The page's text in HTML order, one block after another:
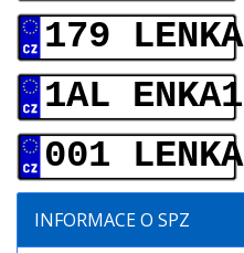
179 LENKA
1AL ENKA1
001 LENKA
INFORMACE O SPZ